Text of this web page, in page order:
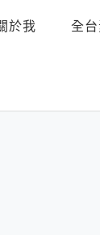
於我 全